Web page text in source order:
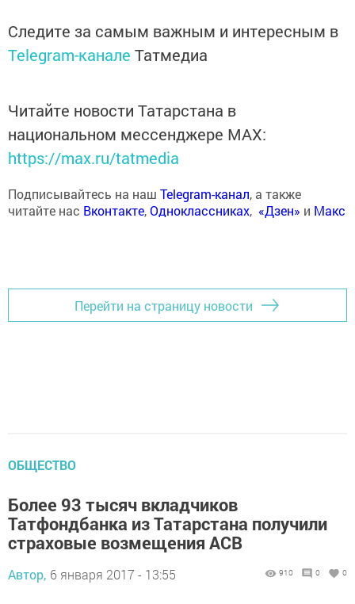
Следите за самым важным и интересным в
Telegram-канале Татмедиа
Читайте новости Татарстана в
национальном мессенджере MАХ:
https://max.ru/tatmedia
Подписывайтесь на наш Telegram-канал, а также
читайте нас Вконтакте,Одноклассниках, «Дзен» и Макс
Перейти на страницу новости
ОБЩЕСТВО
Более 93 тысяч вкладчиков
Татфондбанка из Татарстана получили
страховые возмещения АСВ
Автор, 6 января 2017 - 13:55 910 0 0